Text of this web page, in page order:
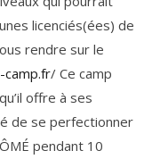
licenciés(ées) de
rendre sur le
/ Ce camp
offre à ses
de se perfectionner
pendant 10